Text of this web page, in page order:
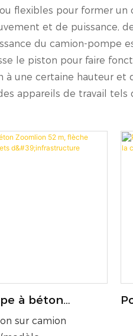
flexibles pour former un
et de puissance,
du camion-pompe
le piston pour faire
une certaine hauteur et
appareils de travail tels
à béton
flèche stable,
sur camion